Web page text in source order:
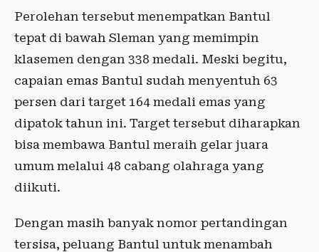
Perolehan tersebut menempatkan Bantul
tepat di bawah Sleman yang memimpin
klasemen dengan 338 medali. Meski begitu,
capaian emas Bantul sudah menyentuh 63
persen dari target 164 medali emas yang
dipatok tahun ini. Target tersebut diharapkan
bisa membawa Bantul meraih gelar juara
umum melalui 48 cabang olahraga yang
diikuti.
Dengan masih banyak nomor pertandingan
tersisa, peluang Bantul untuk menambah